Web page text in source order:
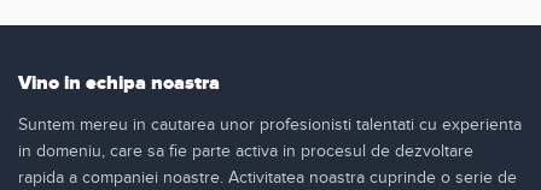
Vino in echipa noastra
Suntem mereu in cautarea unor profesionisti talentati cu experienta
in domeniu, care sa fie parte activa in procesul de dezvoltare
rapida a companiei noastre. Activitatea noastra cuprinde o serie de